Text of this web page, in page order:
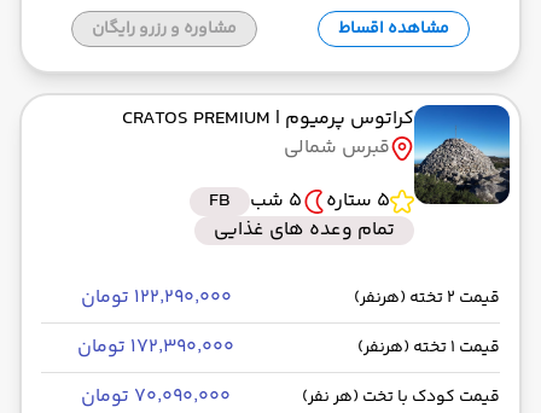
مشاهده اقساط مشاوره و رزرو رایگان
کراتوس پرمیوم | CRATOS PREMIUM
قبرس شمالی
5 ستاره
5 شب
FB
تمام وعده های غذایی
قیمت 2 تخته (هرنفر) ۱۲۲٬۲۹۰٬۰۰۰ تومان
قیمت 1 تخته (هرنفر) ۱۷۲٬۳۹۰٬۰۰۰ تومان
قیمت کودک با تخت (هر نفر) ۷۰٬۰۹۰٬۰۰۰ تومان